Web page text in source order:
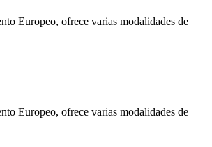
Europeo, ofrece varias modalidades de
Europeo, ofrece varias modalidades de